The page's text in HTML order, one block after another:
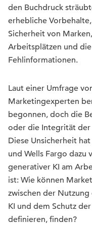
den Buchdruck
erhebliche
Sicherheit von
Arbeitsplätzen und
Fehlinformationen.
Laut einer Umfrage
Marketingexperten
begonnen, doch die
oder die Integrität der
Diese Unsicherheit
und Wells Fargo dazu
generativer KI am
ist: Wie können
zwischen der
KI und dem Schutz
definieren, finden?